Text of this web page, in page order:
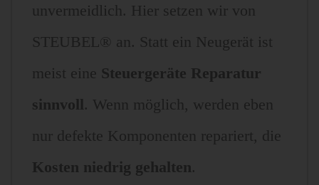
unvermeidlich. Hier setzen wir von
STEUBEL® an. Statt ein Neugerät ist
meist eine Steuergeräte Reparatur
sinnvoll. Wenn möglich, werden eben
nur defekte Komponenten repariert, die
Kosten niedrig gehalten.